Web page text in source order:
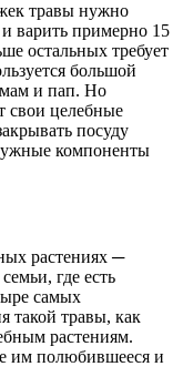
травы нужно
варить примерно 15
остальных требует
большой
и пап. Но
свои целебные
посуду
компоненты
растениях ─
где есть
самых
такой травы, как
растениям.
им полюбившееся и